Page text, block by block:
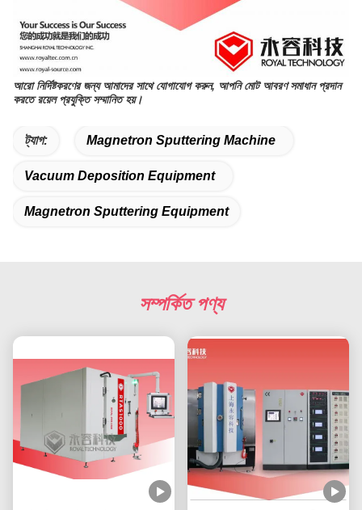
আরো নির্দিষ্টকরণের জন্য আমাদের সাথে যোগাযোগ করুন, আপনি মোট আবরণ সমাধান প্রদান
করতে রয়েল প্রযুক্তি সম্মানিত হয়।
ট্যাগ: Magnetron Sputtering Machine
Vacuum Deposition Equipment
Magnetron Sputtering Equipment
সম্পর্কিত পণ্য